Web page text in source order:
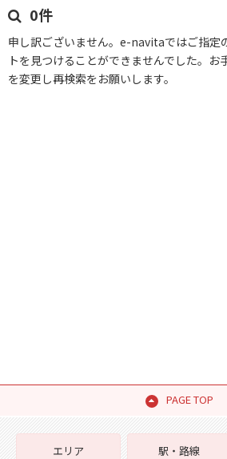
0件
申し訳ございません。e-navitaではご指定
トを見つけることができませんでした。お
を変更し再検索をお願いします。
PAGE TOP
エリア
駅・路線